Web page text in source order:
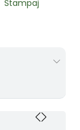
Štampaj